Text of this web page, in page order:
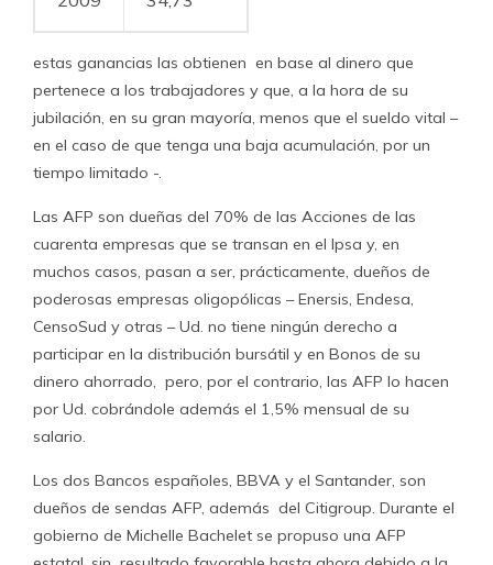
estas ganancias las obtienen en base al dinero que
pertenece a los trabajadores y que, a la hora de su
jubilación, en su gran mayoría, menos que el sueldo vital –
en el caso de que tenga una baja acumulación, por un
tiempo limitado -.
Las AFP son dueñas del 70% de las Acciones de las
cuarenta empresas que se transan en el Ipsa y, en
muchos casos, pasan a ser, prácticamente, dueños de
poderosas empresas oligopólicas – Enersis, Endesa,
CensoSud y otras – Ud. no tiene ningún derecho a
participar en la distribución bursátil y en Bonos de su
dinero ahorrado, pero, por el contrario, las AFP lo hacen
por Ud. cobrándole además el 1,5% mensual de su
salario.
Los dos Bancos españoles, BBVA y el Santander, son
dueños de sendas AFP, además del Citigroup. Durante el
gobierno de Michelle Bachelet se propuso una AFP